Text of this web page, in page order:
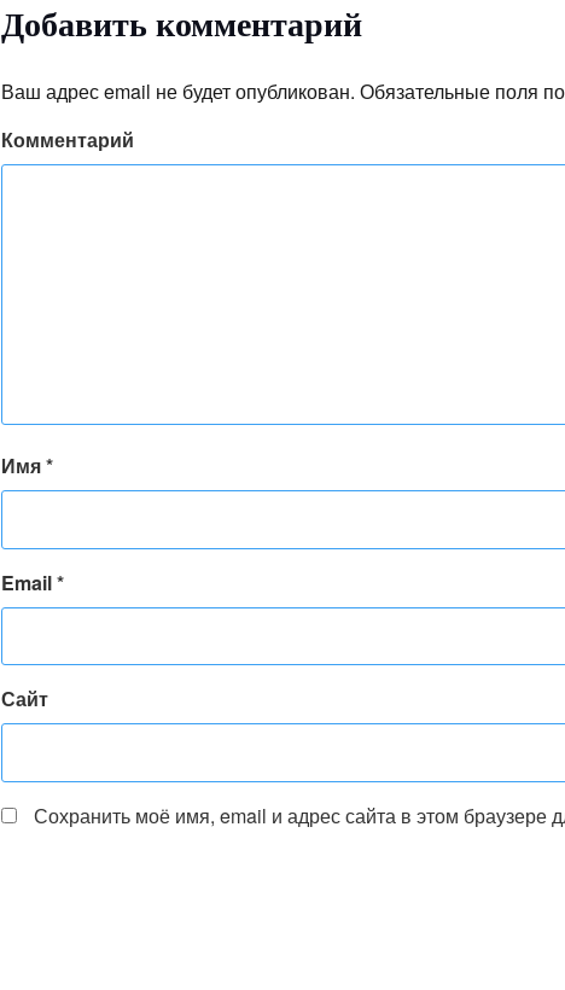
Добавить комментарий
Ваш адрес email не будет опубликован. Обязательные поля
Комментарий
Имя*
Email*
Сайт
Сохранить моё имя, email и адрес сайта в этом